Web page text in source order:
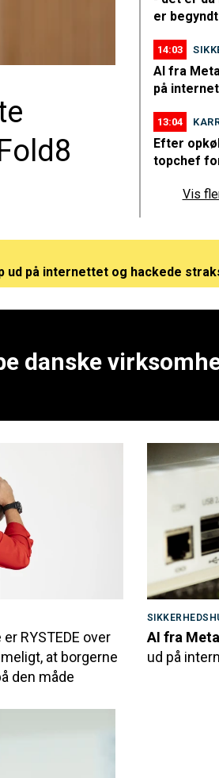
er
14:03
AI fra
på
13:04
Efter
topchef
Vis
topchef for BEC
danske
RYSTEDE over
at borgerne
den måde
AI fra
ud på